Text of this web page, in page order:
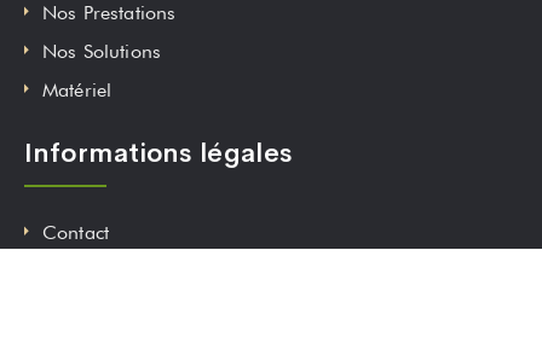
Nos Prestations
Nos Solutions
Matériel
Informations légales
Contact